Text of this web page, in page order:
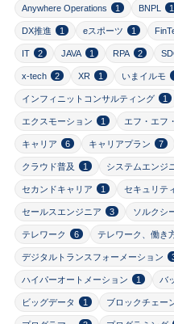
Anywhere Operations 1 BNPL 1
DX推進 1 eスポーツ 1
IT 2 JAVA 1 RPA 2
x-tech 2 XR 1 いまイルモ
インフィニットコンサルティング 1
エクスモーション 1 エフ・エフ
キャリア 6 キャリアプラン 7
クラウド普及 1 システムエンジ
セカンドキャリア 1 セキュリテ
セールスエンジニア 3 ソルクシ
テレワーク 6 テレワーク、働き
デジタルトランスフォーメーション
ハイパーオートメーション 1 バ
ビッグデータ 1 ブロックチェー